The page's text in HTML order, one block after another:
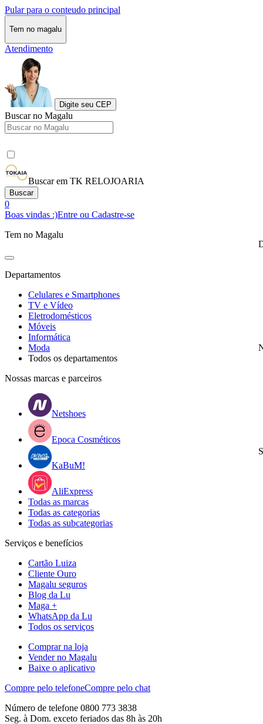
Pular para o conteudo principal
Tem no magalu
Atendimento
Digite seu CEP
Buscar no Magalu
Buscar em TK RELOJOARIA
Buscar
0
Boas vindas :)Entre ou Cadastre-se
Tem no Magalu
Departamentos
Celulares e Smartphones
TV e Vídeo
Eletrodomésticos
Móveis
Informática
Moda
Todos os departamentos
Nossas marcas e parceiros
Netshoes
Epoca Cosméticos
KaBuM!
AliExpress
Todas as marcas
Todas as categorias
Todas as subcategorias
Serviços e benefícios
Cartão Luiza
Cliente Ouro
Magalu seguros
Blog da Lu
Maga +
WhatsApp da Lu
Todos os serviços
Comprar na loja
Vender no Magalu
Baixe o aplicativo
Compre pelo telefoneCompre pelo chat
Número de telefone 0800 773 3838
Seg. à Dom. exceto feriados das 8h às 20h